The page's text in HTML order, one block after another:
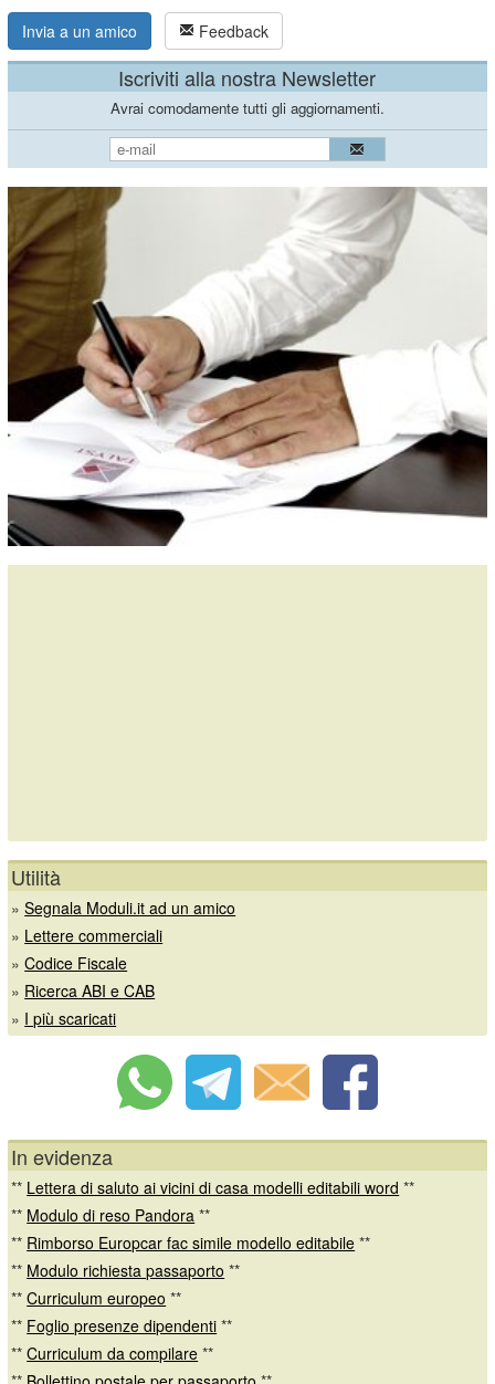
Invia a un amico Feedback
Iscriviti alla nostra Newsletter
Avrai comodamente tutti gli aggiornamenti.
Utilità
»Segnala Moduli.it ad un amico
» Lettere commerciali
»Codice Fiscale
» Ricerca ABI e CAB
» I più scaricati
In evidenza
** Lettera di saluto ai vicini di casa modelli editabili word **
** Modulo di reso Pandora **
** Rimborso Europcar fac simile modello editabile **
** Modulo richiesta passaporto **
**Curriculum europeo **
** Foglio presenze dipendenti **
**Curriculum da compilare **